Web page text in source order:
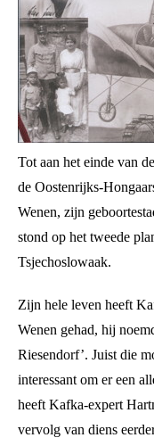
Tot aan het einde van
de Oostenrijks-
Wenen, zijn
stond op het tweede
Tsjechoslowaak.
Zijn hele leven heeft
Wenen gehad, hij
Riesendorf’. Juist die
interessant om er een
heeft Kafka-expert
vervolg van diens